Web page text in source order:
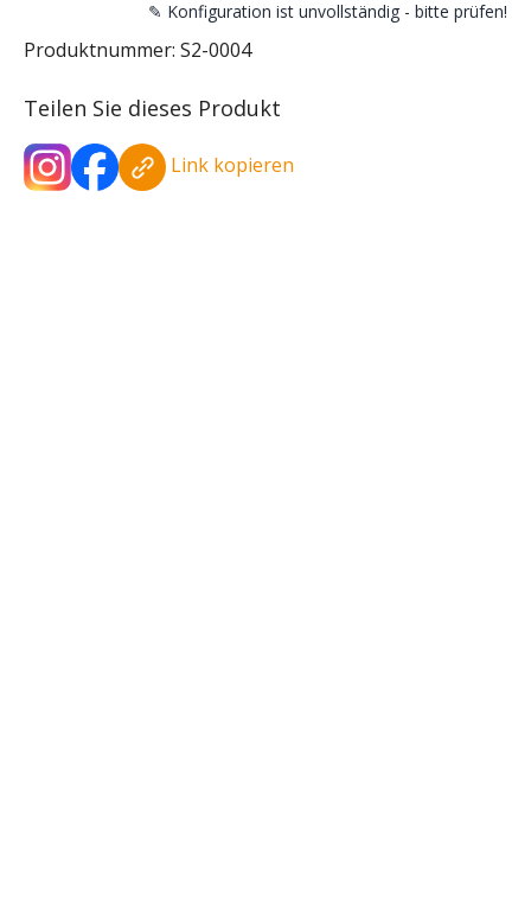
✎ Konfiguration ist unvollständig - bitte prüfen!
Produktnummer: S2-0004
Teilen Sie dieses Produkt
Link kopieren